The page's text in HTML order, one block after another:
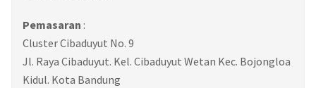
Pemasaran :
Cluster Cibaduyut No. 9
Jl. Raya Cibaduyut. Kel. Cibaduyut Wetan Kec. Bojongloa
Kidul. Kota Bandung